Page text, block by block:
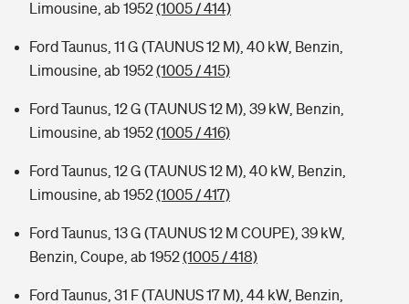
Limousine, ab 1952(1005 / 414)
Ford Taunus, 11 G (TAUNUS 12 M), 40 kW, Benzin,
Limousine, ab 1952(1005 / 415)
Ford Taunus, 12 G (TAUNUS 12 M), 39 kW, Benzin,
Limousine, ab 1952(1005 / 416)
Ford Taunus, 12 G (TAUNUS 12 M), 40 kW, Benzin,
Limousine, ab 1952(1005 / 417)
Ford Taunus, 13 G (TAUNUS 12 M COUPE), 39 kW,
Benzin, Coupe, ab 1952(1005 / 418)
Ford Taunus, 31 F (TAUNUS 17 M), 44 kW, Benzin,